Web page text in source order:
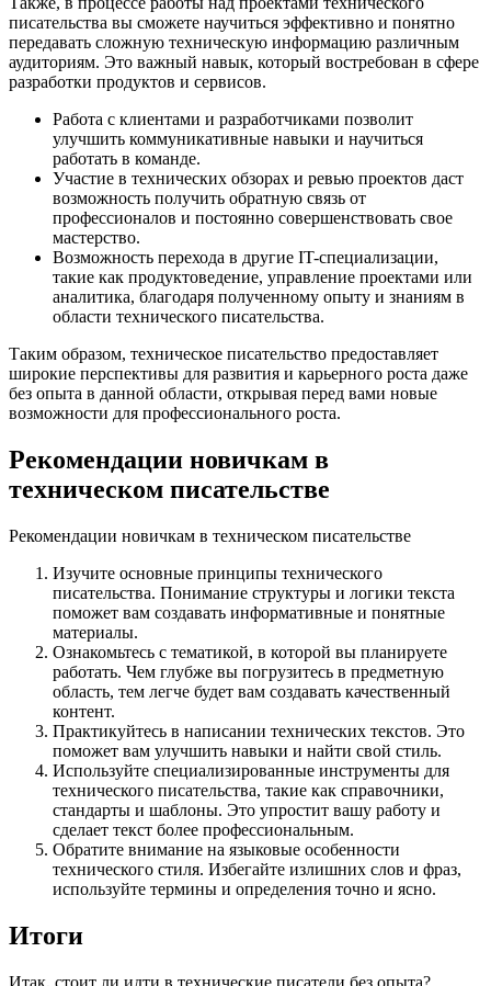
писательства вы сможете научиться эффективно и понятно
передавать сложную техническую информацию различным
аудиториям. Это важный навык, который востребован в сфере
разработки продуктов и сервисов.
Работа с клиентами и разработчиками позволит
улучшить коммуникативные навыки и научиться
работать в команде.
Участие в технических обзорах и ревью проектов даст
возможность получить обратную связь от
профессионалов и постоянно совершенствовать свое
мастерство.
Возможность перехода в другие IT-специализации,
такие как продуктоведение, управление проектами или
аналитика, благодаря полученному опыту и знаниям в
области технического писательства.
Таким образом, техническое писательство предоставляет
широкие перспективы для развития и карьерного роста даже
без опыта в данной области, открывая перед вами новые
возможности для профессионального роста.
Рекомендации новичкам в
техническом писательстве
Рекомендации новичкам в техническом писательстве
Изучите основные принципы технического
писательства. Понимание структуры и логики текста
поможет вам создавать информативные и понятные
материалы.
Ознакомьтесь с тематикой, в которой вы планируете
работать. Чем глубже вы погрузитесь в предметную
область, тем легче будет вам создавать качественный
контент.
Практикуйтесь в написании технических текстов. Это
поможет вам улучшить навыки и найти свой стиль.
Используйте специализированные инструменты для
технического писательства, такие как справочники,
стандарты и шаблоны. Это упростит вашу работу и
сделает текст более профессиональным.
Обратите внимание на языковые особенности
технического стиля. Избегайте излишних слов и фраз,
используйте термины и определения точно и ясно.
Итоги
Итак, стоит ли идти в технические писатели без опыта?